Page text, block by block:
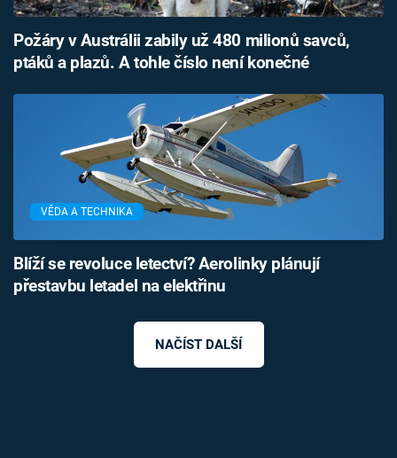
Požáry v Austrálii zabily už 480 milionů savců,
ptáků a plazů. A tohle číslo není konečné
VĚDA A TECHNIKA
Blíží se revoluce letectví? Aerolinky plánují
přestavbu letadel na elektřinu
NAČÍST DALŠÍ